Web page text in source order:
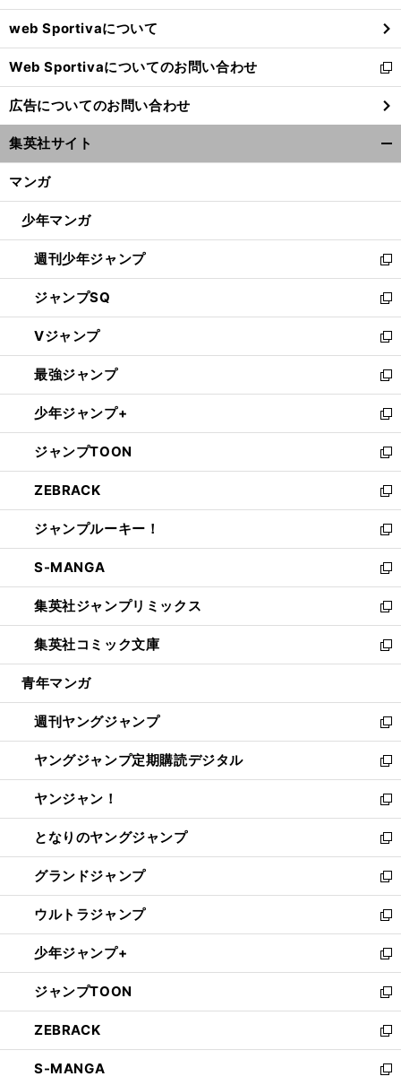
ウ
で
開
く
web Sportivaについて
Web Sportivaについてのお問い合わせ
新
し
い
ウ
ィ
ン
ウ
開
く
広告についてのお問い合わせ
集英社サイト
マンガ
少年マンガ
週刊少年ジャンプ
新
し
い
ウ
ィ
ン
ド
ウ
で
開
く
ジャンプSQ
新
し
い
ウ
ィ
ン
ド
ウ
で
開
く
Vジャンプ
新
し
い
ウ
ィ
ン
ド
ウ
で
開
く
最強ジャンプ
新
し
い
ウ
ィ
ン
ド
ウ
で
開
く
少年ジャンプ+
新
し
い
ウ
ィ
ン
ド
ウ
で
開
く
ジャンプTOON
新
し
い
ウ
ィ
ン
ド
ウ
で
開
く
ZEBRACK
新
し
い
ウ
ィ
ン
ド
ウ
で
開
ジャンプルーキー！
新
し
い
ウ
ィ
ン
ド
ウ
開
く
S-MANGA
新
し
い
ウ
ィ
ン
ウ
で
開
く
集英社ジャンプリミックス
新
し
い
ウ
ン
ド
ウ
で
開
く
集英社コミック文庫
新
し
ウ
ィ
ン
ド
ウ
で
開
く
青年マンガ
週刊ヤングジャンプ
新
し
い
ウ
ィ
ン
ド
ウ
で
開
く
ヤングジャンプ定期購読デジタル
新
し
い
ウ
ィ
ン
ド
ウ
で
開
く
ヤンジャン！
新
し
い
ウ
ィ
ン
ド
ウ
で
開
く
となりのヤングジャンプ
新
し
い
ウ
ィ
ン
ド
ウ
で
開
く
グランドジャンプ
新
し
い
ウ
ィ
ン
ド
ウ
で
開
く
ウルトラジャンプ
新
し
い
ウ
ィ
ン
ド
ウ
で
少年ジャンプ+
新
し
い
ウ
ィ
ン
ド
ジャンプTOON
新
し
い
ウ
ィ
ZEBRACK
新
し
い
S-MANGA
新